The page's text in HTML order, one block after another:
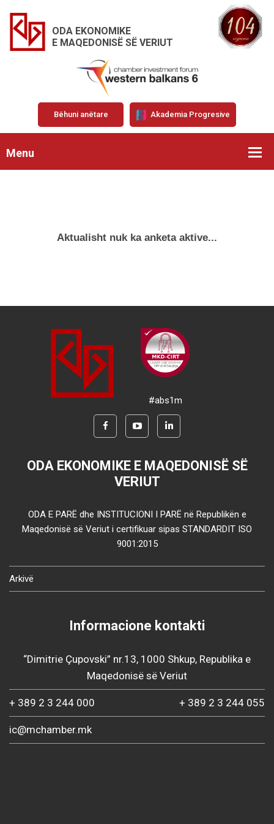
ODA EKONOMIKE
E MAQEDONISË SË VERIUT
Bëhuni anëtare Akademia Progresive
Menu
Aktualisht nuk ka anketa aktive...
#abs1m
ODA EKONOMIKE E MAQEDONISË SË
VERIUT
ODA E PARË dhe INSTITUCIONI I PARË në Republikën e
Maqedonisë së Veriut i certifikuar sipas STANDARDIT ISO
9001:2015
Arkivë
Informacione kontakti
“Dimitrie Çupovski” nr.13, 1000 Shkup, Republika e
Maqedonisë së Veriut
+ 389 2 3 244 000 + 389 2 3 244 055
ic@mchamber.mk